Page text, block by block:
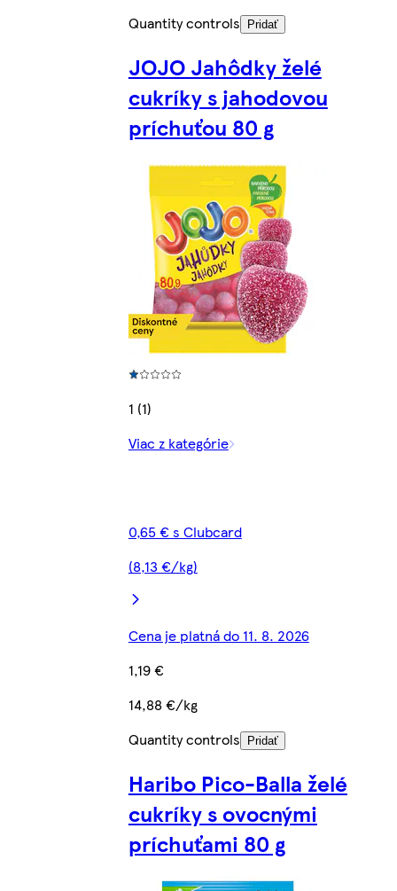
Quantity controls
Pridať
JOJO Jahôdky želé
cukríky s jahodovou
príchuťou 80 g
1 (1)
Viac z kategórie
0,65 € s Clubcard
(8,13 €/kg)
Cena je platná do 11. 8. 2026
1,19 €
14,88 €/kg
Quantity controls
Pridať
Haribo Pico-Balla želé
cukríky s ovocnými
príchuťami 80 g